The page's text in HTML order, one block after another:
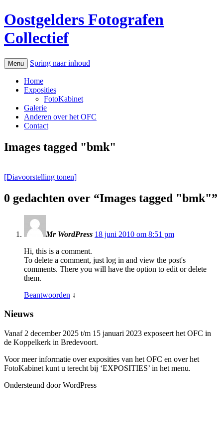
Oostgelders Fotografen
Collectief
Menu Spring naar inhoud
Home
Exposities
FotoKabinet
Galerie
Anderen over het OFC
Contact
Images tagged "bmk"
[Diavoorstelling tonen]
0 gedachten over “Images tagged "bmk"”
Mr WordPress 18 juni 2010 om 8:51 pm
Hi, this is a comment.
To delete a comment, just log in and view the post's
comments. There you will have the option to edit or delete
them.
Beantwoorden ↓
Nieuws
Vanaf 2 december 2025 t/m 15 januari 2023 exposeert het OFC in
de Koppelkerk in Bredevoort.
Voor meer informatie over exposities van het OFC en over het
FotoKabinet kunt u terecht bij ‘EXPOSITIES’ in het menu.
Ondersteund door WordPress